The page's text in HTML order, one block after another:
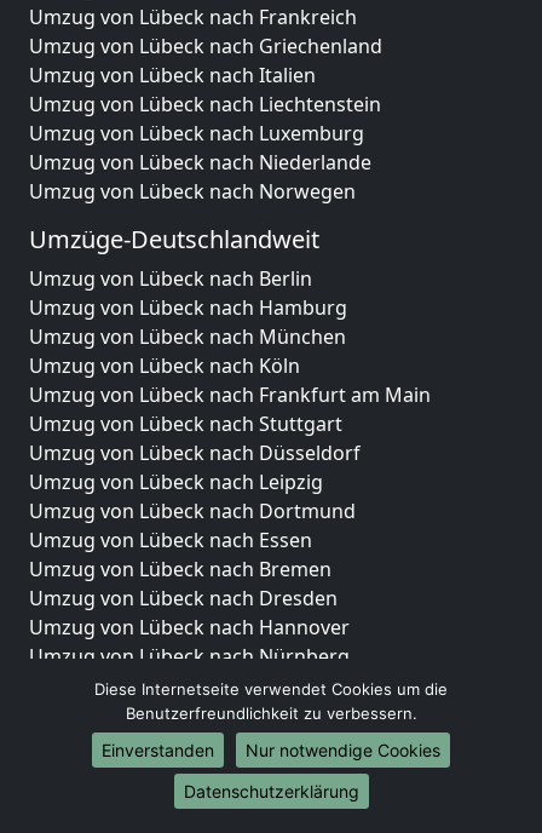
Umzug von Lübeck nach Frankreich
Umzug von Lübeck nach Griechenland
Umzug von Lübeck nach Italien
Umzug von Lübeck nach Liechtenstein
Umzug von Lübeck nach Luxemburg
Umzug von Lübeck nach Niederlande
Umzug von Lübeck nach Norwegen
Umzüge-Deutschlandweit
Umzug von Lübeck nach Berlin
Umzug von Lübeck nach Hamburg
Umzug von Lübeck nach München
Umzug von Lübeck nach Köln
Umzug von Lübeck nach Frankfurt am Main
Umzug von Lübeck nach Stuttgart
Umzug von Lübeck nach Düsseldorf
Umzug von Lübeck nach Leipzig
Umzug von Lübeck nach Dortmund
Umzug von Lübeck nach Essen
Umzug von Lübeck nach Bremen
Umzug von Lübeck nach Dresden
Umzug von Lübeck nach Hannover
Umzug von Lübeck nach Nürnberg
Umzug von Lübeck nach Duisburg
Umzug von Lübeck nach Bochum
Umzug von Lübeck nach Wuppertal
Umzug von Lübeck nach Bielefeld
Umzug von Lübeck nach Bonn
Diese Internetseite verwendet Cookies um die
Benutzerfreundlichkeit zu verbessern.
Einverstanden
Nur notwendige Cookies
Datenschutzerklärung